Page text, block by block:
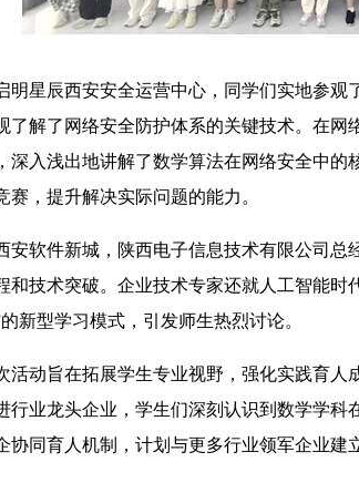
明星辰西安安全运营中心，同学们实地参
了解了网络安全防护体系的关键技术。在
深入浅出地讲解了数学算法在网络安全中
赛，提升解决实际问题的能力。
安软件新城，陕西电子信息技术有限公司总
和技术突破。企业技术专家还就人工智能时
新型学习模式，引发师生热烈讨论。
活动旨在拓展学生专业视野，强化实践育人
行业龙头企业，学生们深刻认识到数学学
协同育人机制，计划与更多行业领军企业建